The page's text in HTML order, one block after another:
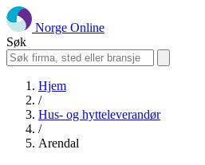
Norge Online
Søk
Hjem
/
Hus- og hytteleverandør
/
Arendal